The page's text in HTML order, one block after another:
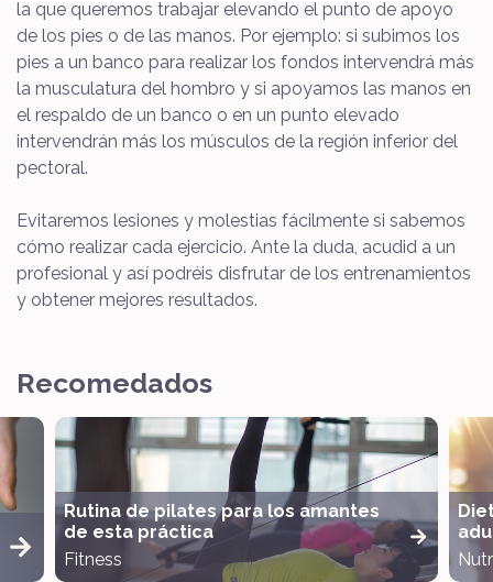
la que queremos trabajar elevando el punto de apoyo
de los pies o de las manos. Por ejemplo: si subimos los
pies a un banco para realizar los fondos intervendrá más
la musculatura del hombro y si apoyamos las manos en
el respaldo de un banco o en un punto elevado
intervendrán más los músculos de la región inferior del
pectoral.
Evitaremos lesiones y molestias fácilmente si sabemos
cómo realizar cada ejercicio. Ante la duda, acudid a un
profesional y así podréis disfrutar de los entrenamientos
y obtener mejores resultados.
Recomedados
Rutina de pilates para los amantes
de esta práctica
Fitness